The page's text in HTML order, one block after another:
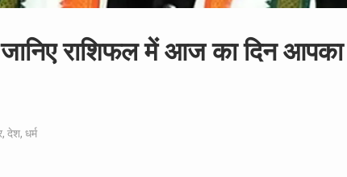
राशिफल में आज का दिन आपका
, देश, धर्म